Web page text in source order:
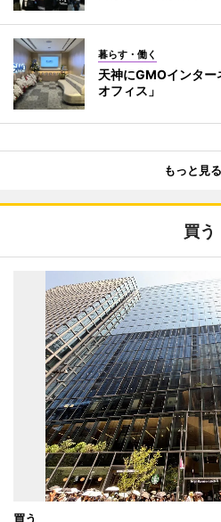
暮らす・働く
天神にGMOインタ
オフィス」
もっと見る
買う
買う